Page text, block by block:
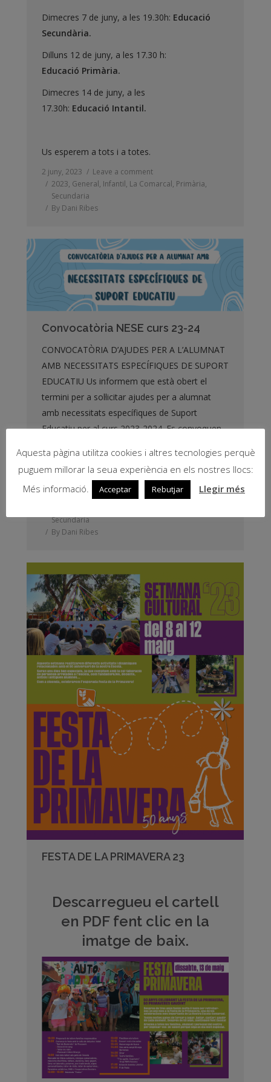
Dimecres 7 de juny, a les 19.30h: Educació
Secundària.
Dilluns 12 de juny, a les 17.30 h:
Educació Primària.
Dimecres 14 de juny, a les
17.30h: Educació Intantil.
Us esperem a tots i a totes.
2 juny, 2023
Leave a comment
2023, General, Infantil, La Comarcal, Primària,
Secundaria
By Dani Ribes
Convocatòria NESE curs 23-24
CONVOCATÒRIA D’AJUDES PER A L’ALUMNAT
AMB NECESSITATS ESPECÍFIQUES DE SUPORT
EDUCATIU Us informem que està obert el
termini per a sol·licitar ajudes per a alumnat
amb necessitats específiques de Suport
Educatiu per al curs 2023-2024. Es convoquen
directes per als alumnes, incloent-hi l’alumnat
amb TDAH (trastorn per dèficit d’atenció…
24 maig, 2023
Leave a comment
Secundaria
By Dani Ribes
FESTA DE LA PRIMAVERA 23
Descarregueu el cartell
en PDF fent clic en la
imatge de baix.
Aquesta pàgina utilitza cookies i altres tecnologies perquè
puguem millorar la seua experiència en els nostres llocs:
Més informació.
Acceptar Rebutjar Llegir més